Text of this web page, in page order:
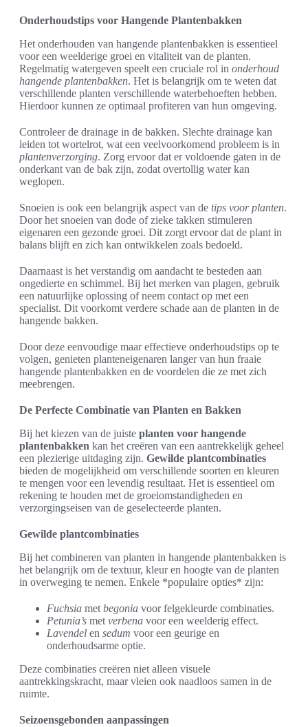
Onderhoudstips voor Hangende Plantenbakken
Het onderhouden van hangende plantenbakken is essentieel
voor een weelderige groei en vitaliteit van de planten.
Regelmatig watergeven speelt een cruciale rol in onderhoud
hangende plantenbakken. Het is belangrijk om te weten dat
verschillende planten verschillende waterbehoeften hebben.
Hierdoor kunnen ze optimaal profiteren van hun omgeving.
Controleer de drainage in de bakken. Slechte drainage kan
leiden tot wortelrot, wat een veelvoorkomend probleem is in
plantenverzorging. Zorg ervoor dat er voldoende gaten in de
onderkant van de bak zijn, zodat overtollig water kan
weglopen.
Snoeien is ook een belangrijk aspect van de tips voor planten.
Door het snoeien van dode of zieke takken stimuleren
eigenaren een gezonde groei. Dit zorgt ervoor dat de plant in
balans blijft en zich kan ontwikkelen zoals bedoeld.
Daarnaast is het verstandig om aandacht te besteden aan
ongedierte en schimmel. Bij het merken van plagen, gebruik
een natuurlijke oplossing of neem contact op met een
specialist. Dit voorkomt verdere schade aan de planten in de
hangende bakken.
Door deze eenvoudige maar effectieve onderhoudstips op te
volgen, genieten planteneigenaren langer van hun fraaie
hangende plantenbakken en de voordelen die ze met zich
meebrengen.
De Perfecte Combinatie van Planten en Bakken
Bij het kiezen van de juiste planten voor hangende
plantenbakken kan het creëren van een aantrekkelijk geheel
een plezierige uitdaging zijn. Gewilde plantcombinaties
bieden de mogelijkheid om verschillende soorten en kleuren
te mengen voor een levendig resultaat. Het is essentieel om
rekening te houden met de groeiomstandigheden en
verzorgingseisen van de geselecteerde planten.
Gewilde plantcombinaties
Bij het combineren van planten in hangende plantenbakken is
het belangrijk om de textuur, kleur en hoogte van de planten
in overweging te nemen. Enkele *populaire opties* zijn:
Fuchsia met begonia voor felgekleurde combinaties.
Petunia’s met verbena voor een weelderig effect.
Lavendel en sedum voor een geurige en
onderhoudsarme optie.
Deze combinaties creëren niet alleen visuele
aantrekkingskracht, maar vleien ook naadloos samen in de
ruimte.
Seizoensgebonden aanpassingen